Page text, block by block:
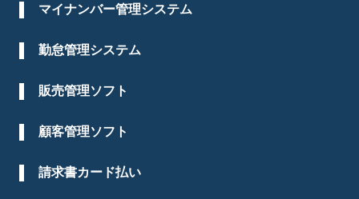
マイナンバー管理システム
勤怠管理システム
販売管理ソフト
顧客管理ソフト
請求書カード払い